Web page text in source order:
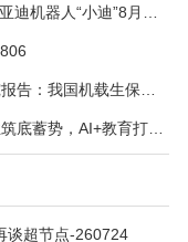
西南证券-世纪天鸿-300654-教辅主业筑底蓄势，AI+教育打开第二曲线-260729
谈超节点-260724